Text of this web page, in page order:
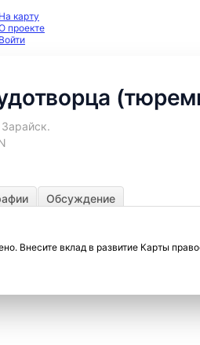
На карту
проекте
Войти
Обсуждение
Внесите вклад в развитие Карты